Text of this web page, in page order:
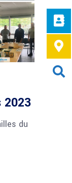
2023
du